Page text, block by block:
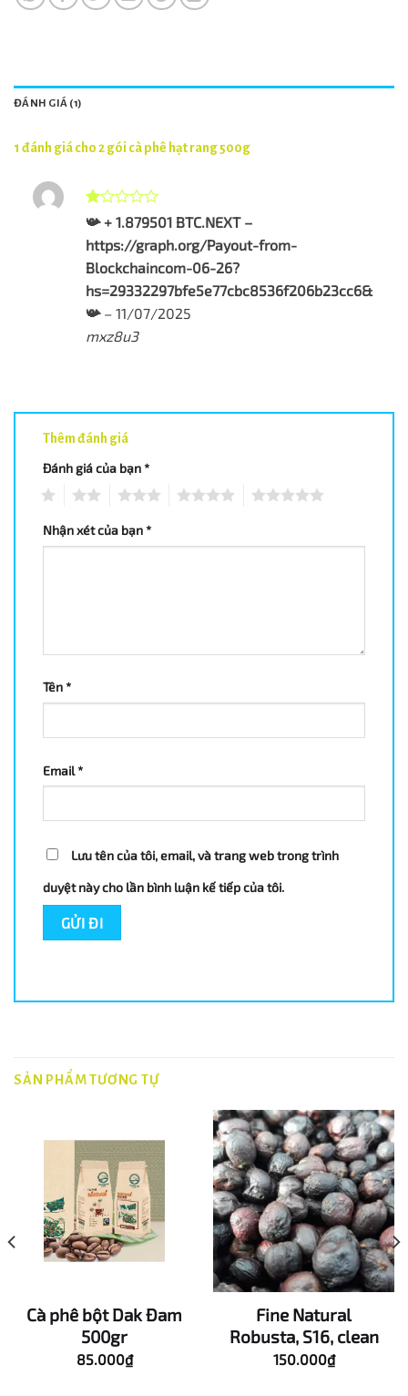
ĐÁNH GIÁ (1)
1 đánh giá cho2 gói cà phê hạt rang 500g
Được
hạng
1
5
sao
📯 + 1.879501 BTC.NEXT –
https://graph.org/Payout-from-
Blockchaincom-06-26?
hs=29332297bfe5e77cbc8536f206b23cc6&
📯 – 11/07/2025
mxz8u3
Thêm đánh giá
Đánh giá của bạn*
Nhận xét của bạn*
Tên*
Email*
Lưu tên của tôi, email, và trang web trong trình
duyệt này cho lần bình luận kế tiếp của tôi.
SẢN PHẨM TƯƠNG TỰ
Cà phê bột Dak Đam
500gr
85.000₫
Fine Natural
Robusta, S16, clean
150.000₫